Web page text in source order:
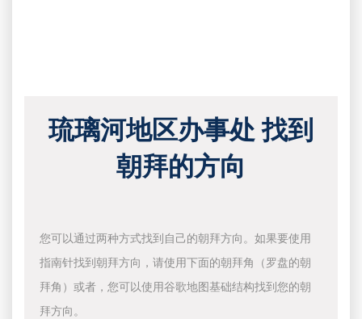
琉璃河地区办事处 找到
朝拜的方向
您可以通过两种方式找到自己的朝拜方向。如果要使用
指南针找到朝拜方向，请使用下面的朝拜角（罗盘的朝
拜角）或者，您可以使用谷歌地图基础结构找到您的朝
拜方向。